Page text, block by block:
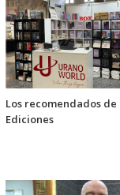
Los recomendados
Ediciones